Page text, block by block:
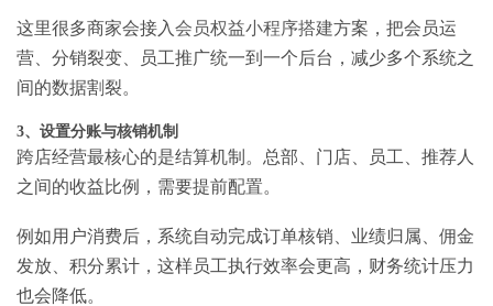
这里很多商家会接入会员权益小程序搭建方案，把会员运
营、分销裂变、员工推广统一到一个后台，减少多个系统之
间的数据割裂。
3、设置分账与核销机制
跨店经营最核心的是结算机制。总部、门店、员工、推荐人
之间的收益比例，需要提前配置。
例如用户消费后，系统自动完成订单核销、业绩归属、佣金
发放、积分累计，这样员工执行效率会更高，财务统计压力
也会降低。